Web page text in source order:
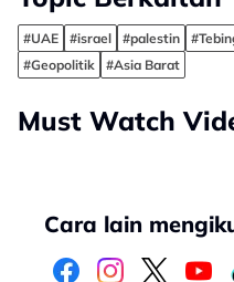
#UAE #israel #palestin
#Geopolitik
#Asia Barat
Must Watch
Cara lain